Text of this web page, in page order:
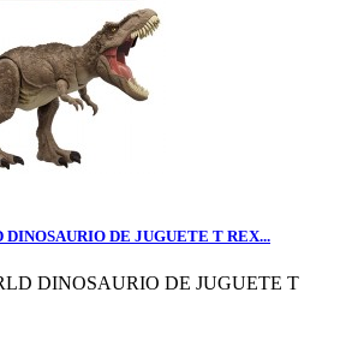
DINOSAURIO DE JUGUETE T REX...
DINOSAURIO DE JUGUETE T